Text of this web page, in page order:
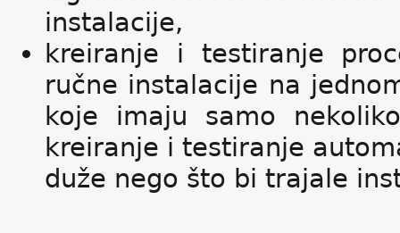
instalacije,
kreiranje i testiranje
ručne instalacije na
koje imaju samo
kreiranje i testiranje
duže nego što bi trajale